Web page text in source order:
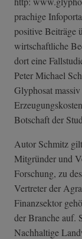
prachige
positive Beiträge
wirtschaftliche
dort eine
Peter Michael
Glyphosat
Botschaft der
Autor Schmitz
Mitgründer und
Forschung, zu
Vertreter der
Finanzsektor
der Branche auf.
Nachhaltige